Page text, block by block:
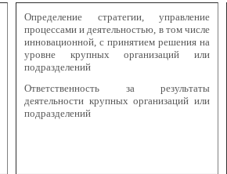
Определение стратегии, управление
процессами и деятельностью, в том числе
инновационной, с принятием решения на
уровне крупных организаций или
подразделений
Ответственность за результаты
деятельности крупных организаций или
подразделений